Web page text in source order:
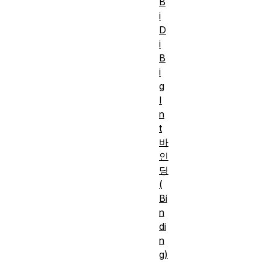
i
D
i
B
i
g
I
n
t
바
인
딩
(
Bi
n
di
n
g)